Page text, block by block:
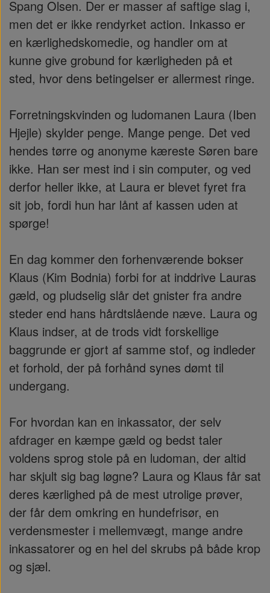
Spang Olsen. Der er masser af saftige slag i,
men det er ikke rendyrket action. Inkasso er
en kærlighedskomedie, og handler om at
kunne give grobund for kærligheden på et
sted, hvor dens betingelser er allermest ringe.
Forretningskvinden og ludomanen Laura (Iben
Hjejle) skylder penge. Mange penge. Det ved
hendes tørre og anonyme kæreste Søren bare
ikke. Han ser mest ind i sin computer, og ved
derfor heller ikke, at Laura er blevet fyret fra
sit job, fordi hun har lånt af kassen uden at
spørge!
En dag kommer den forhenværende bokser
Klaus (Kim Bodnia) forbi for at inddrive Lauras
gæld, og pludselig slår det gnister fra andre
steder end hans hårdtslående næve. Laura og
Klaus indser, at de trods vidt forskellige
baggrunde er gjort af samme stof, og indleder
et forhold, der på forhånd synes dømt til
undergang.
For hvordan kan en inkassator, der selv
afdrager en kæmpe gæld og bedst taler
voldens sprog stole på en ludoman, der altid
har skjult sig bag løgne? Laura og Klaus får sat
deres kærlighed på de mest utrolige prøver,
der får dem omkring en hundefrisør, en
verdensmester i mellemvægt, mange andre
inkassatorer og en hel del skrubs på både krop
og sjæl.